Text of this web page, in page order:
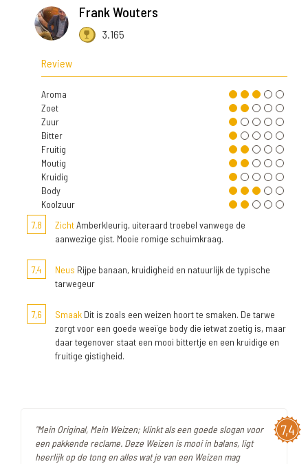
Frank Wouters
3.165
Review
Aroma
Zoet
Zuur
Bitter
Fruitig
Moutig
Kruidig
Body
Koolzuur
7,8
ZichtAmberkleurig, uiteraard troebel vanwege de
aanwezige gist. Mooie romige schuimkraag.
7,4 Neus Rijpe banaan, kruidigheid en natuurlijk de typische
tarwegeur
7,6 Smaak Dit is zoals een weizen hoort te smaken. De tarwe
zorgt voor een goede weeïge body die ietwat zoetig is, maar
daar tegenover staat een mooi bittertje en een kruidige en
fruitige gistigheid.
7,4
"Mein Original, Mein Weizen; klinkt als een goede slogan voor
een pakkende reclame. Deze Weizen is mooi in balans, ligt
heerlijk op de tong en alles wat je van een Weizen mag